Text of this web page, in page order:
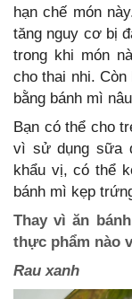
hạn chế món
tăng nguy cơ bị
trong khi món
cho thai nhi.
bằng bánh mì
Bạn có thể cho
vì sử dụng sữa
khẩu vị, có thể
bánh mì kẹp
Thay vì ăn
thực phẩm nào
Rau xanh